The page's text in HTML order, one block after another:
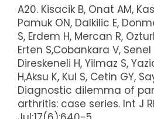
A20. Kisacik B, Onat AM,
Pamuk ON, Dalkilic E,
S, Erdem H, Mercan R,
Erten S,Cobankara V, Senel
Direskeneli H, Yilmaz S,
H,Aksu K, Kul S, Cetin GY,
Diagnostic dilemma of
arthritis: case series. Int J